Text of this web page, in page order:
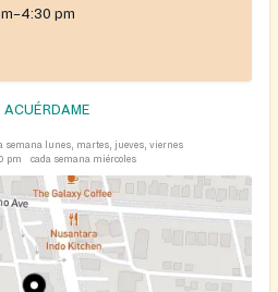
pm
ACUÉRDAME
semana lunes, martes, jueves, viernes
pm
cada semana miércoles